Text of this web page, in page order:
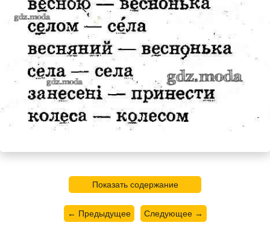
Показать содержание
← Предыдущее Следующее →